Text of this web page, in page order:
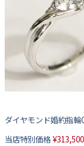
ダイヤモンド婚約指輪
当店特別価格 ¥313,500